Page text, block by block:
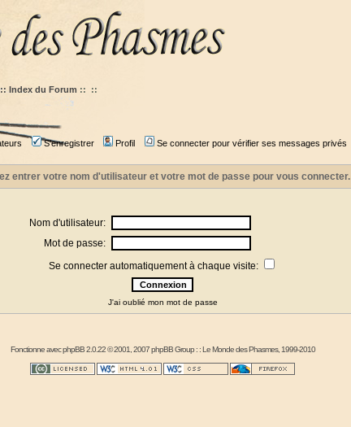
Index du Forum :: ::
S'enregistrer Profil Se connecter pour vérifier ses messages privés
entrer votre nom d'utilisateur et votre mot de passe pour vous connecter.
Nom d'utilisateur:
Mot de passe:
Se connecter automatiquement à chaque visite:
J'ai oublié mon mot de passe
Fonctionne avecphpBB2.0.22 © 2001, 2007 phpBB Group : :Le Monde des Phasmes, 1999-2010